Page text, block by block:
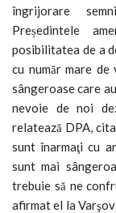
îngrijorare
Președintele
posibilitatea de a
cu număr mare
sângeroase care
nevoie de noi
relatează DPA,
sunt înarmaţi cu
sunt mai
trebuie să ne
afirmat el la